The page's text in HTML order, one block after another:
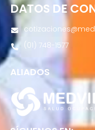
DATOS DE
(01) 748-1577
ALIADOS